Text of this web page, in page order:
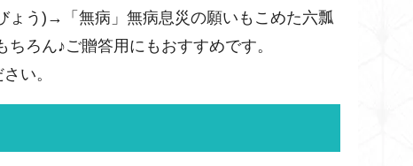
ょう)→「無病」無病息災の願いもこめた六瓢
ろん♪ご贈答用にもおすすめです。
い。